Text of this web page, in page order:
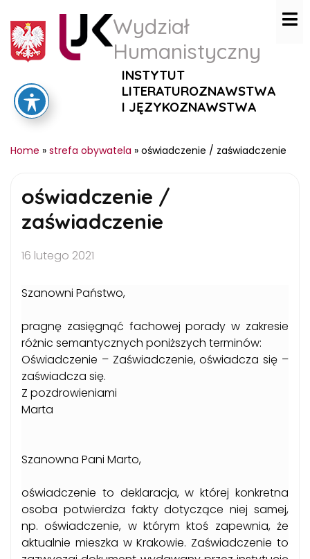
Wydział
Humanistyczny
INSTYTUT
LITERATUROZNAWSTWA
I JĘZYKOZNAWSTWA
Home » strefa obywatela » oświadczenie / zaświadczenie
oświadczenie /
zaświadczenie
16 lutego 2021
Szanowni Państwo,
pragnę zasięgnąć fachowej porady w zakresie
różnic semantycznych poniższych terminów:
Oświadczenie – Zaświadczenie, oświadcza się –
zaświadcza się.
Z pozdrowieniami
Marta
Szanowna Pani Marto,
oświadczenie to deklaracja, w której konkretna
osoba potwierdza fakty dotyczące niej samej,
np. oświadczenie, w którym ktoś zapewnia, że
aktualnie mieszka w Krakowie. Zaświadczenie to